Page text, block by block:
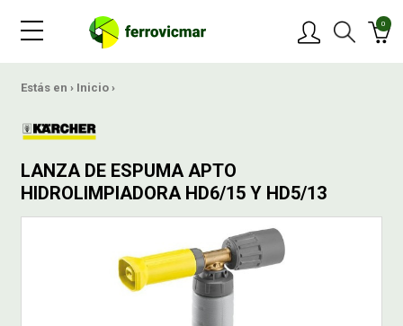
0
Estás en › Inicio ›
LANZA DE ESPUMA APTO
HIDROLIMPIADORA HD6/15 Y HD5/13
OFERTAS
NOVEDADES
BLOG